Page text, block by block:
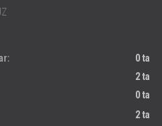
0 ta
2 ta
0 ta
2 ta